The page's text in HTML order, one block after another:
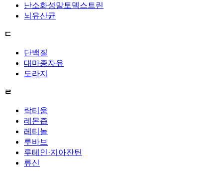
난소화성말토덱스트린
뇌유산균
ㄷ
단백질
대마종자유
도라지
ㄹ
락티움
레몬즙
레티놀
루바브
루테인·지아잔틴
류신